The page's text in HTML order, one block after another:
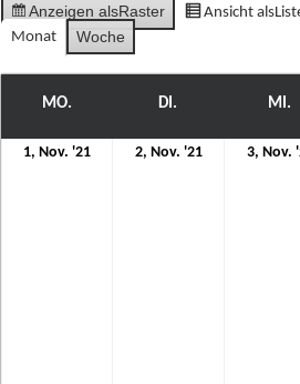
Anzeigen alsRaster Ansicht als
Monat
Woche
MO. DI. MI.
1, Nov. '21 2, Nov. '212.
3, Nov.